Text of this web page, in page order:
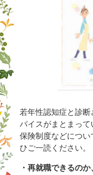
若年性認知症と診
バイスがまとまっ
保険制度などにつ
ひご一読ください。
・再就職できるの